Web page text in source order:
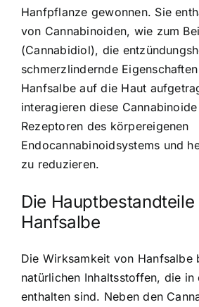
Hanfpflanze gewonnen. Sie
von Cannabinoiden, wie zum
(Cannabidiol), die
schmerzlindernde
Hanfsalbe auf die Haut
interagieren diese
Rezeptoren des körpereigenen
Endocannabinoidsystems und
zu reduzieren.
Die Hauptbestandteile
Hanfsalbe
Die Wirksamkeit von Hanfsalbe
natürlichen Inhaltsstoffen, die
enthalten sind. Neben den